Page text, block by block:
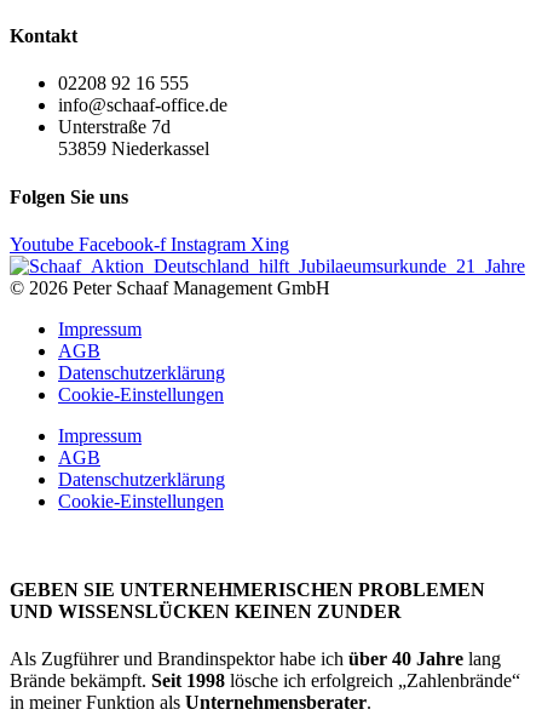
Kontakt
02208 92 16 555
info@schaaf-office.de
Unterstraße 7d
53859 Niederkassel
Folgen Sie uns
Youtube Facebook-f Instagram Xing
© 2026 Peter Schaaf Management GmbH
Impressum
AGB
Datenschutzerklärung
Cookie-Einstellungen
Impressum
AGB
Datenschutzerklärung
Cookie-Einstellungen
GEBEN SIE UNTERNEHMERISCHEN PROBLEMEN
UND WISSENSLÜCKEN KEINEN ZUNDER
Als Zugführer und Brandinspektor habe ich über 40 Jahre lang
Brände bekämpft. Seit 1998 lösche ich erfolgreich „Zahlenbrände“
in meiner Funktion als Unternehmensberater.